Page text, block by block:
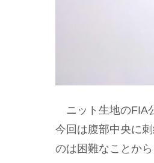
ニット生地のFIA
今回は腹部中央に
のは困難なことから